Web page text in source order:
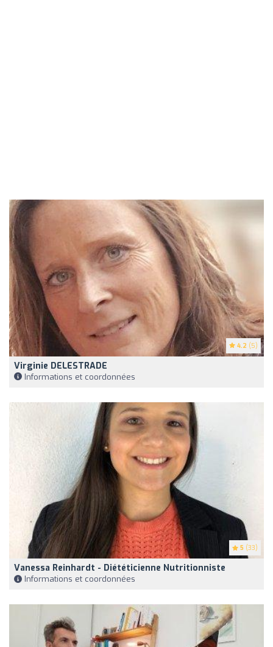
4.2 (5)
Virginie DELESTRADE
Informations et coordonnées
5 (33)
Vanessa Reinhardt - Diététicienne Nutritionniste
Informations et coordonnées